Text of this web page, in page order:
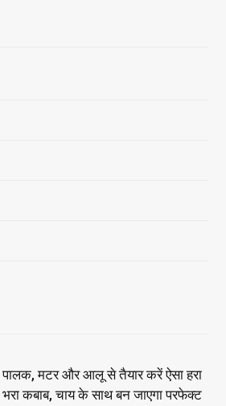
पालक, मटर और आलू से तैयार करें ऐसा हरा
भरा कबाब, चाय के साथ बन जाएगा परफेक्ट